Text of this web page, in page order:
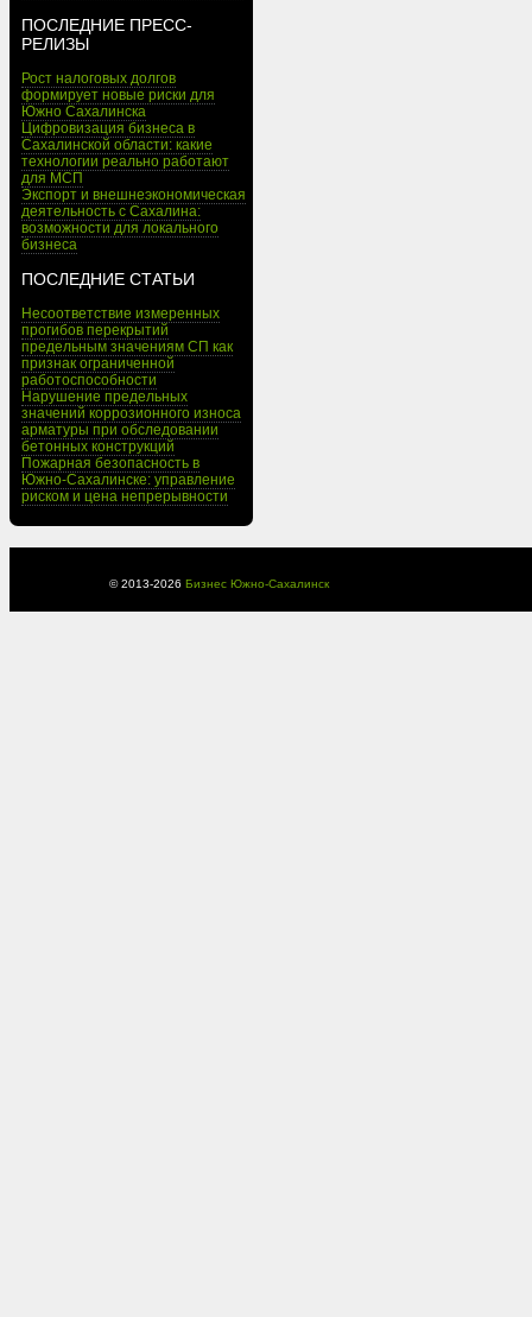
ПОСЛЕДНИЕ ПРЕСС-
РЕЛИЗЫ
Рост налоговых долгов
формирует новые риски для
Южно Сахалинска
Цифровизация бизнеса в
Сахалинской области: какие
технологии реально работают
для МСП
Экспорт и внешнеэкономическая
деятельность с Сахалина:
возможности для локального
бизнеса
ПОСЛЕДНИЕ СТАТЬИ
Несоответствие измеренных
прогибов перекрытий
предельным значениям СП как
признак ограниченной
работоспособности
Нарушение предельных
значений коррозионного износа
арматуры при обследовании
бетонных конструкций
Пожарная безопасность в
Южно-Сахалинске: управление
риском и цена непрерывности
© 2013-2026 Бизнес Южно-Сахалинск